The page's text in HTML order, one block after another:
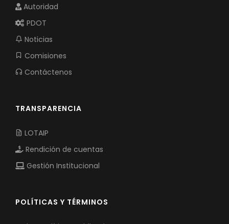
Autoridad
PDOT
Noticias
Comisiones
Contáctenos
TRANSPARENCIA
LOTAIP
Rendición de cuentas
Gestión Institucional
POLÍTICAS Y TÉRMINOS